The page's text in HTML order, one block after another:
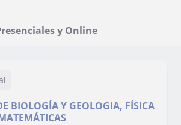
y Online
BIOLOGÍA Y GEOLOGIA, FÍSICA